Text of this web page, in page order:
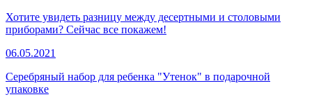
Хотите увидеть разницу между десертными и столовыми
приборами? Сейчас все покажем!
06.05.2021
Серебряный набор для ребенка "Утенок" в подарочной
упаковке